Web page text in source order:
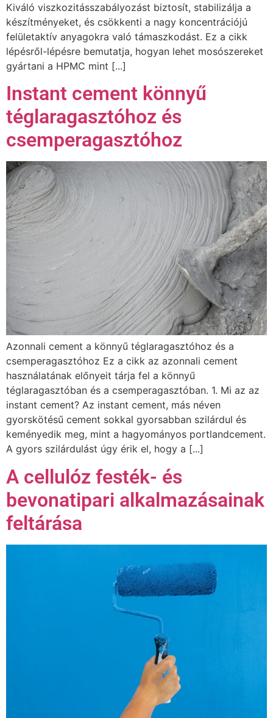
Kiváló viszkozitásszabályozást biztosít, stabilizálja a
készítményeket, és csökkenti a nagy koncentrációjú
felületaktív anyagokra való támaszkodást. Ez a cikk
lépésről-lépésre bemutatja, hogyan lehet mosószereket
gyártani a HPMC mint [...]
Instant cement könnyű
téglaragasztóhoz és
csemperagasztóhoz
Azonnali cement a könnyű téglaragasztóhoz és a
csemperagasztóhoz Ez a cikk az azonnali cement
használatának előnyeit tárja fel a könnyű
téglaragasztóban és a csemperagasztóban. 1. Mi az az
instant cement? Az instant cement, más néven
gyorskötésű cement sokkal gyorsabban szilárdul és
keményedik meg, mint a hagyományos portlandcement.
A gyors szilárdulást úgy érik el, hogy a [...]
A cellulóz festék- és
bevonatipari alkalmazásainak
feltárása